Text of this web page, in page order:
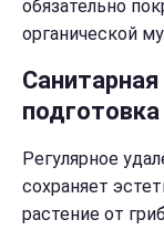
обязательно
органической
Санитарная
подготовка
Регулярное
сохраняет
растение от